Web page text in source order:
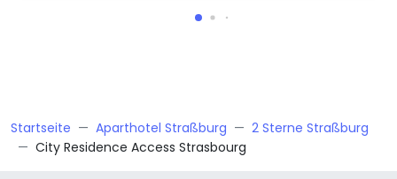
Startseite Aparthotel Straßburg
2 Sterne Straßburg
City Residence Access Strasbourg